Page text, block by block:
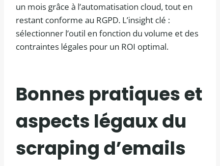
un mois grâce à l’automatisation cloud, tout en
restant conforme au RGPD. L’insight clé :
sélectionner l’outil en fonction du volume et des
contraintes légales pour un ROI optimal.
Bonnes pratiques et
aspects légaux du
scraping d’emails